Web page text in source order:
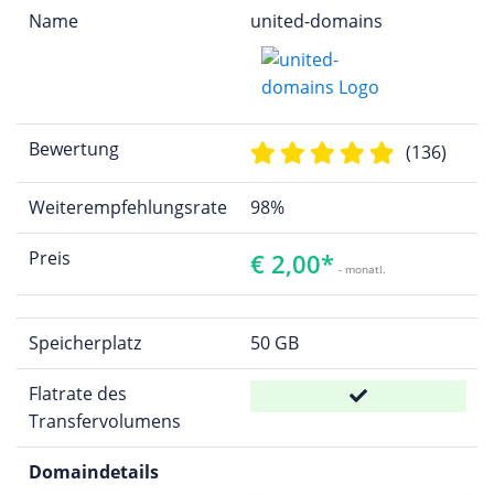
Name united-domains
Bewertung (136)
Weiterempfehlungsrate 98%
Preis € 2,00* - monatl.
Speicherplatz 50 GB
Flatrate des
Transfervolumens
Domaindetails